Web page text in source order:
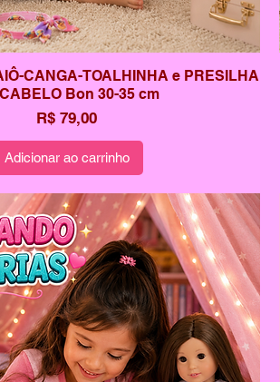
CANGA-TOALHINHA e PRESILHA
Bon 30-35 cm
Preço
R$ 79,00
Adicionar ao carrinho